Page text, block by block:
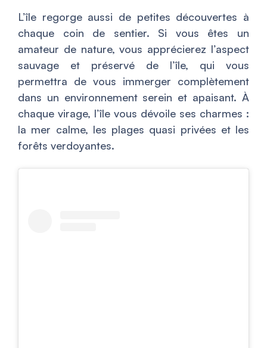
L’île regorge aussi de petites découvertes à
chaque coin de sentier. Si vous êtes un
amateur de nature, vous apprécierez l’aspect
sauvage et préservé de l’île, qui vous
permettra de vous immerger complètement
dans un environnement serein et apaisant. À
chaque virage, l’île vous dévoile ses charmes :
la mer calme, les plages quasi privées et les
forêts verdoyantes.